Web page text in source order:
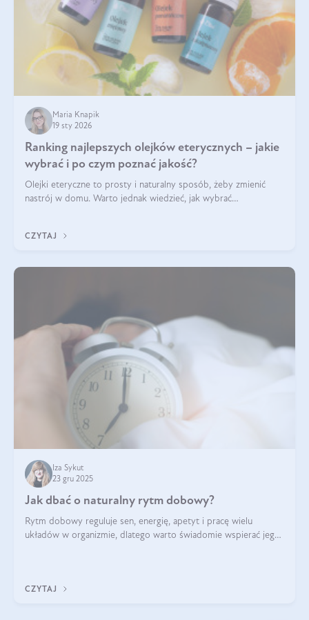
Maria Knapik
19 sty 2026
Ranking najlepszych olejków eterycznych – jakie
wybrać i po czym poznać jakość?
Olejki eteryczne to prosty i naturalny sposób, żeby zmienić
nastrój w domu. Warto jednak wiedzieć, jak wybrać
kryteria wyboru!
CZYTAJ
Iza Sykut
23 gru 2025
Jak dbać o naturalny rytm dobowy?
Rytm dobowy reguluje sen, energię, apetyt i pracę wielu
układów w organizmie, dlatego warto świadomie wspierać jego
CZYTAJ